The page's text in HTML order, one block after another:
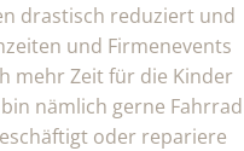
drastisch reduziert und
und Firmenevents
mehr Zeit für die Kinder
nämlich gerne Fahrrad
oder repariere